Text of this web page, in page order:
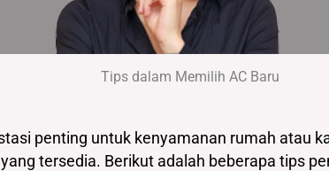
Tips dalam Memilih AC Baru
penting untuk kenyamanan rumah atau
tersedia. Berikut adalah beberapa tips